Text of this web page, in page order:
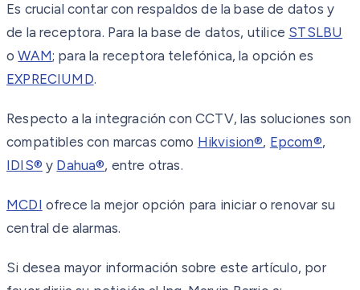
Es crucial contar con respaldos de la base de datos y
de la receptora. Para la base de datos, utilice STSLBU
oWAM; para la receptora telefónica, la opción es
EXPRECIUMD.
Respecto a la integración con CCTV, las soluciones son
compatibles con marcas como Hikvision®, Epcom®,
IDIS® y Dahua®, entre otras.
MCDI ofrece la mejor opción para iniciar o renovar su
central de alarmas.
Si desea mayor información sobre este artículo, por